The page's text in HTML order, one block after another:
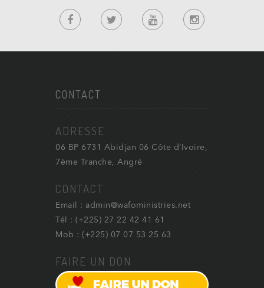
CONTACT
ADRESSE
06 BP 6731 Abidjan 06 Côte d’Ivoire,
7ème Tranche, Angré
CONTACT
Email : admin@wafoministries.net
Tél : (+225) 27 22 42 41 61
Mob : (+225) 07 07 53 25 63
FAIRE UN DON